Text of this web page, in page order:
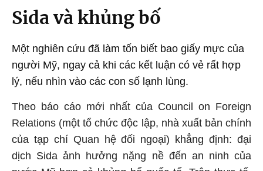
Sida và khủng bố
Một nghiên cứu đã làm tốn biết bao giấy mực của
người Mỹ, ngay cả khi các kết luận có vẻ rất hợp
lý, nếu nhìn vào các con số lạnh lùng.
Theo báo cáo mới nhất của Council on Foreign
Relations (một tổ chức độc lập, nhà xuất bản chính
của tạp chí Quan hệ đối ngoại) khẳng định: đại
dịch Sida ảnh hưởng nặng nề đến an ninh của